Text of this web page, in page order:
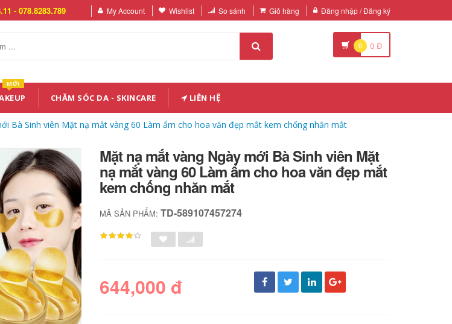
- 078.8283.789 My Account Wishlist So sánh Giỏ hàng Đăng nhập / Đăng ký
0 0 Đ
MỚI
CHĂM SÓC DA - SKINCARE LIÊN HỆ
Bà Sinh viên Mặt nạ mắt vàng 60 Làm ẩm cho hoa văn đẹp mắt kem chống nhăn mắt
Mặt nạ mắt vàng Ngày mới Bà Sinh viên Mặt
nạ mắt vàng 60 Làm ẩm cho hoa văn đẹp mắt
kem chống nhăn mắt
MÃ SẢN PHẨM:TD-589107457274
644,000 đ